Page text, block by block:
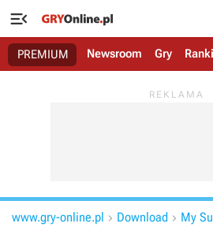

PREMIUM Newsroom Gry
www.gry-online.pl  Download  My